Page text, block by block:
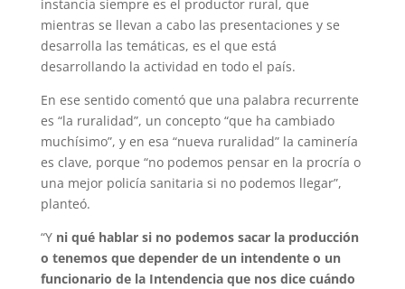
instancia siempre es el productor rural, que
mientras se llevan a cabo las presentaciones y se
desarrolla las temáticas, es el que está
desarrollando la actividad en todo el país.
En ese sentido comentó que una palabra recurrente
es “la ruralidad”, un concepto “que ha cambiado
muchísimo”, y en esa “nueva ruralidad” la caminería
es clave, porque “no podemos pensar en la procría o
una mejor policía sanitaria si no podemos llegar”,
planteó.
“Y ni qué hablar si no podemos sacar la producción
o tenemos que depender de un intendente o un
funcionario de la Intendencia que nos dice cuándo